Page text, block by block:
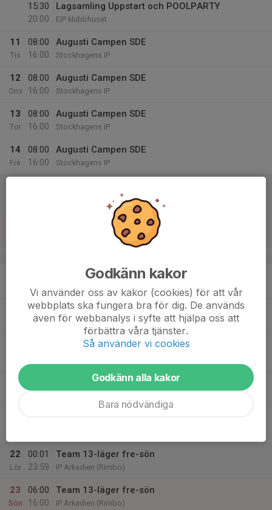
15:30
20:00
Lagsamling Uppstart och POOLPARTY
EIP klubbhuset
11
Tis
08:00
16:00
Augusti Campen SDE
Stockhagens IP
12
Ons
08:00
16:00
Augusti Campen SDE
Stockhagens IP
13
Tor
08:00
16:00
Augusti Campen SDE
Stockhagens IP
14
Fre
08:00
16:00
Augusti Campen SDE
Stockhagens IP
16:00
20:00
Utprovning Teamkläder
Klubbhuset Enebybergs IP
20
22
Lör
00:01
23:59
Team 13-läger fre-sön
IP Arkadien (Rimbo)
23
Sön
06:00
16:00
Team 13-läger fre-sön
IP Arkadien (Rimbo)
Godkänn kakor
Vi använder oss av kakor (cookies) för att vår
webbplats ska fungera bra för dig. De används
även för webbanalys i syfte att hjälpa oss att
förbättra våra tjänster.
Så använder vi cookies
Godkänn alla kakor
Bara nödvändiga